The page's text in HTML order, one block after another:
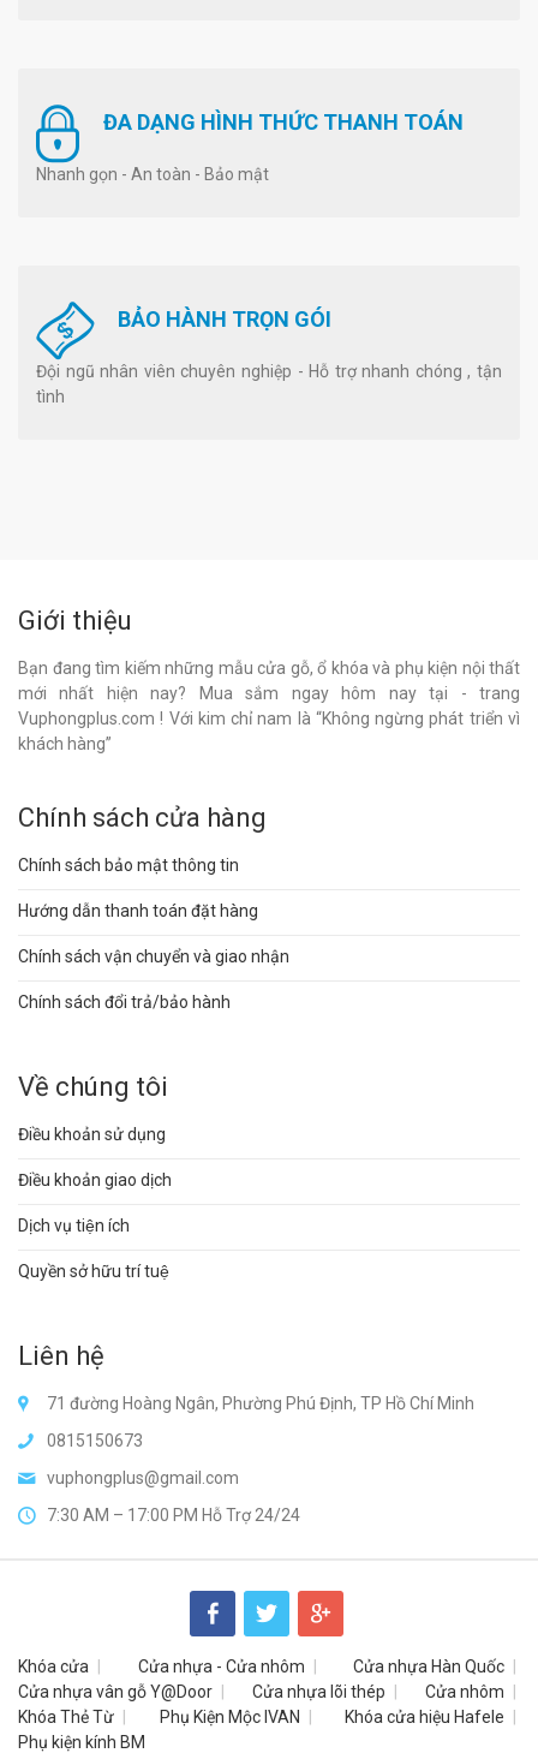
ĐA DẠNG HÌNH THỨC THANH TOÁN
Nhanh gọn - An toàn - Bảo mật
BẢO HÀNH TRỌN GÓI
Đội ngũ nhân viên chuyên nghiệp - Hỗ trợ nhanh chóng , tận
tình
Giới thiệu
Bạn đang tìm kiếm những mẫu cửa gỗ, ổ khóa và phụ kiện nội thất
mới nhất hiện nay? Mua sắm ngay hôm nay tại - trang
Vuphongplus.com ! Với kim chỉ nam là “Không ngừng phát triển vì
khách hàng”
Chính sách cửa hàng
Chính sách bảo mật thông tin
Hướng dẫn thanh toán đặt hàng
Chính sách vận chuyển và giao nhận
Chính sách đổi trả/bảo hành
Về chúng tôi
Điều khoản sử dụng
Điều khoản giao dịch
Dịch vụ tiện ích
Quyền sở hữu trí tuệ
Liên hệ
71 đường Hoàng Ngân, Phường Phú Định, TP Hồ Chí Minh
0815150673
vuphongplus@gmail.com
7:30 AM – 17:00 PM Hỗ Trợ 24/24
Khóa cửa Cửa nhựa - Cửa nhôm
Cửa nhựa Hàn Quốc
Cửa nhựa vân gỗ Y@Door
Cửa nhựa lõi thép
Cửa nhôm
Khóa Thẻ Từ
Phụ Kiện Mộc IVAN
Khóa cửa hiệu Hafele
Phụ kiện kính BM